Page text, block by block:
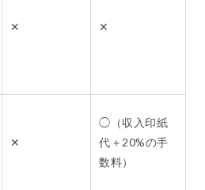
✕ ✕
✕
◯（収入印紙
代＋20%の手
数料）